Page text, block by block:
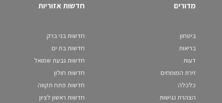
מדורים
ביטחון
בריאות
דעות
זירת המומחים
כלכלה
הצהרת נגישות
חדשות אזוריות
חדשות בני ברק
חדשות בת ים
חדשות גבעת שמואל
חדשות חולון
חדשות פתח תקווה
חדשות ראשון לציון